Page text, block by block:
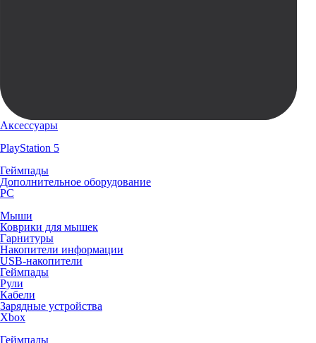
Аксессуары
PlayStation 5
Геймпады
Дополнительное оборудование
PC
Мыши
Коврики для мышек
Гарнитуры
Накопители информации
USB-накопители
Геймпады
Рули
Кабели
Зарядные устройства
Xbox
Геймпады